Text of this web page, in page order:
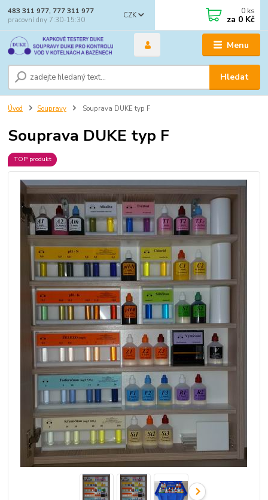
Menu
CZK
Hledat
483 311 977, 777 311 977
pracovní dny 7:30-15:30
0 ks
za 0 Kč
Úvod Soupravy Souprava DUKE typ F
Souprava DUKE typ F
TOP produkt